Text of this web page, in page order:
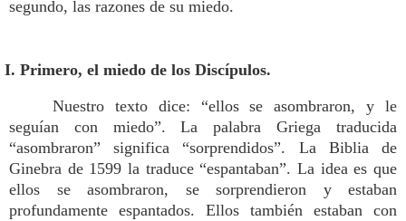
segundo, las razones de su miedo.
I. Primero, el miedo de los Discípulos.
Nuestro texto dice: “ellos se asombraron, y le
seguían con miedo”. La palabra Griega traducida
“asombraron” significa “sorprendidos”. La Biblia de
Ginebra de 1599 la traduce “espantaban”. La idea es que
ellos se asombraron, se sorprendieron y estaban
profundamente espantados. Ellos también estaban con